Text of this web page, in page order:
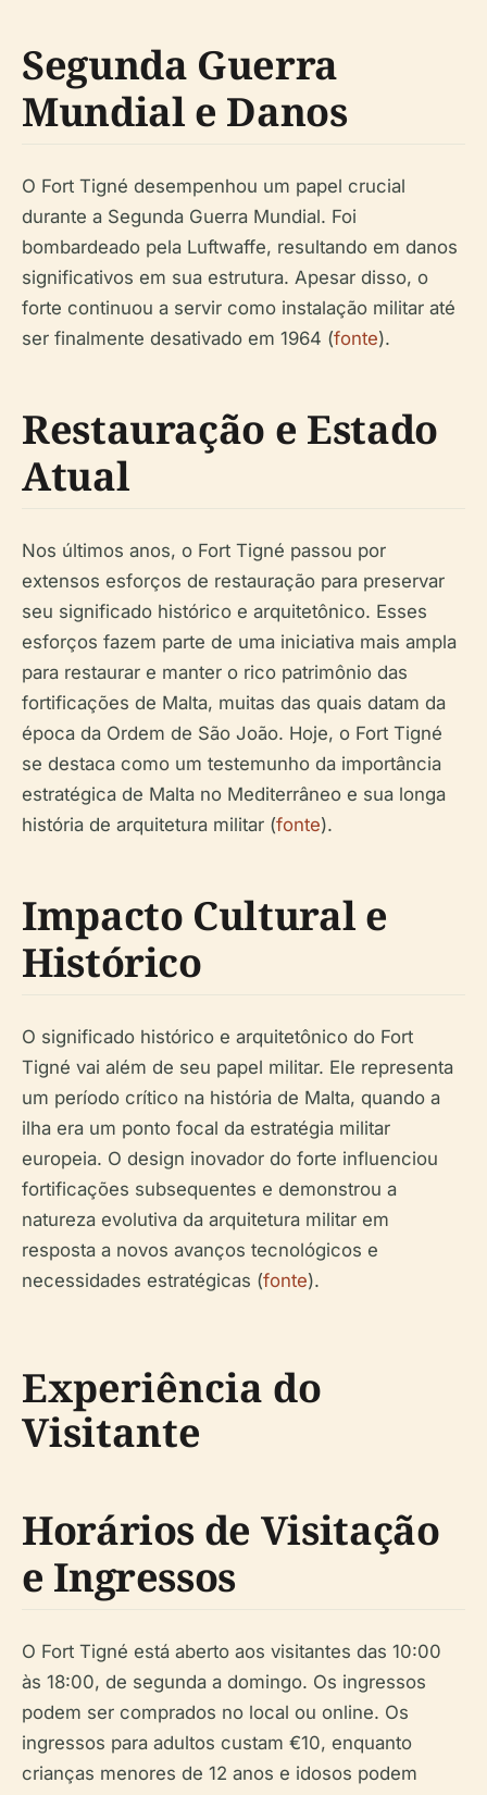
Segunda Guerra
Mundial e Danos
O Fort Tigné desempenhou um papel crucial
durante a Segunda Guerra Mundial. Foi
bombardeado pela Luftwaffe, resultando em danos
significativos em sua estrutura. Apesar disso, o
forte continuou a servir como instalação militar até
ser finalmente desativado em 1964 (fonte).
Restauração e Estado
Atual
Nos últimos anos, o Fort Tigné passou por
extensos esforços de restauração para preservar
seu significado histórico e arquitetônico. Esses
esforços fazem parte de uma iniciativa mais ampla
para restaurar e manter o rico patrimônio das
fortificações de Malta, muitas das quais datam da
época da Ordem de São João. Hoje, o Fort Tigné
se destaca como um testemunho da importância
estratégica de Malta no Mediterrâneo e sua longa
história de arquitetura militar (fonte).
Impacto Cultural e
Histórico
O significado histórico e arquitetônico do Fort
Tigné vai além de seu papel militar. Ele representa
um período crítico na história de Malta, quando a
ilha era um ponto focal da estratégia militar
europeia. O design inovador do forte influenciou
fortificações subsequentes e demonstrou a
natureza evolutiva da arquitetura militar em
resposta a novos avanços tecnológicos e
necessidades estratégicas (fonte).
Experiência do
Visitante
Horários de Visitação
e Ingressos
O Fort Tigné está aberto aos visitantes das 10:00
às 18:00, de segunda a domingo. Os ingressos
podem ser comprados no local ou online. Os
ingressos para adultos custam €10, enquanto
crianças menores de 12 anos e idosos podem